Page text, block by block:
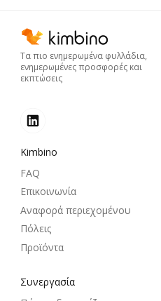
Τα πιο ενημερωμένα φυλλάδια,
ενημερωμένες προσφορές και
εκπτώσεις
Kimbino
FAQ
Επικοινωνία
Αναφορά περιεχομένου
Πόλεις
Προϊόντα
Συνεργασία